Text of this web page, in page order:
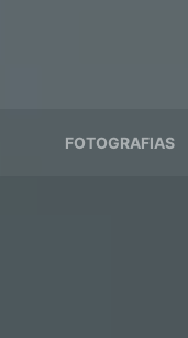
FOTOGRAFIAS